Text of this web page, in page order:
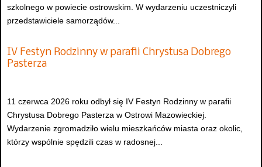
szkolnego w powiecie ostrowskim. W wydarzeniu uczestniczyli
przedstawiciele samorządów...
IV Festyn Rodzinny w parafii Chrystusa Dobrego
Pasterza
11 czerwca 2026 roku odbył się IV Festyn Rodzinny w parafii
Chrystusa Dobrego Pasterza w Ostrowi Mazowieckiej.
Wydarzenie zgromadziło wielu mieszkańców miasta oraz okolic,
którzy wspólnie spędzili czas w radosnej...